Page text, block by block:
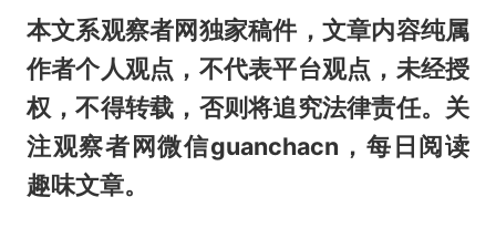
本文系观察者网独家稿件，文章内容纯属
作者个人观点，不代表平台观点，未经授
权，不得转载，否则将追究法律责任。关
注观察者网微信guanchacn，每日阅读
趣味文章。